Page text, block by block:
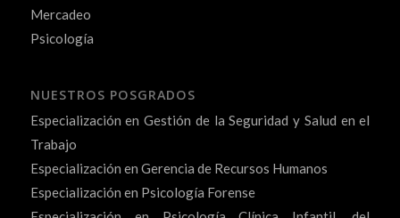
Mercadeo
Psicología
NUESTROS POSGRADOS
Especialización en Gestión de la Seguridad y Salud en el
Trabajo
Especialización en Gerencia de Recursos Humanos
Especialización en Psicología Forense